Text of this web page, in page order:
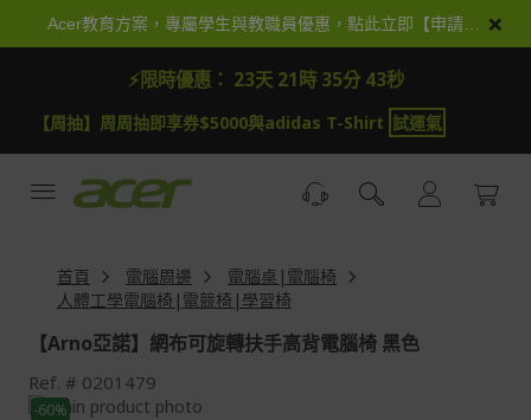
×
⚡限時優惠： 23天 21時 35分 43秒
【周抽】周周抽即享券$5000與adidas T-Shirt 試運氣
首頁 電腦周邊
電腦桌|電腦椅
人體工學電腦椅|電競椅|學習椅
【Arno亞諾】網布可旋轉扶手高背電腦椅 黑色
Ref. 0201479
Skip
-60%